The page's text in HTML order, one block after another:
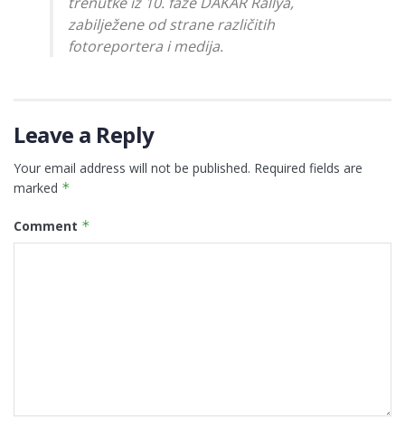
zabilježene od strane različitih
fotoreportera i medija.
Leave a Reply
Your email address will not be published. Required fields are
marked *
Comment *